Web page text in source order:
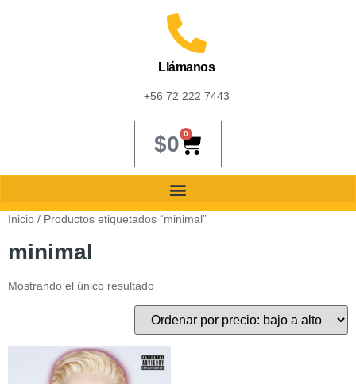
Llámanos
+56 72 222 7443
$0 0
Inicio / Productos etiquetados “minimal”
minimal
Mostrando el único resultado